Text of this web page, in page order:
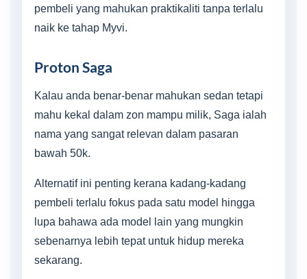
pembeli yang mahukan praktikaliti tanpa terlalu
naik ke tahap Myvi.
Proton Saga
Kalau anda benar-benar mahukan sedan tetapi
mahu kekal dalam zon mampu milik, Saga ialah
nama yang sangat relevan dalam pasaran
bawah 50k.
Alternatif ini penting kerana kadang-kadang
pembeli terlalu fokus pada satu model hingga
lupa bahawa ada model lain yang mungkin
sebenarnya lebih tepat untuk hidup mereka
sekarang.